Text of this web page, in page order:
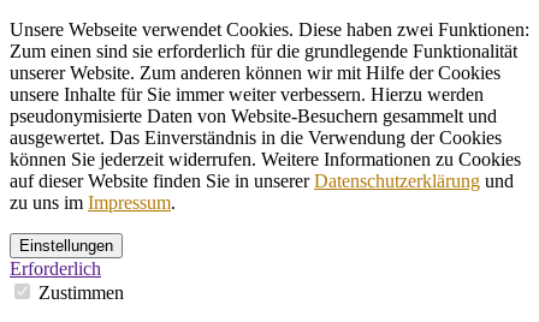
Unsere Webseite verwendet Cookies. Diese haben zwei Funktionen:
Zum einen sind sie erforderlich für die grundlegende Funktionalität
unserer Website. Zum anderen können wir mit Hilfe der Cookies
unsere Inhalte für Sie immer weiter verbessern. Hierzu werden
pseudonymisierte Daten von Website-Besuchern gesammelt und
ausgewertet. Das Einverständnis in die Verwendung der Cookies
können Sie jederzeit widerrufen. Weitere Informationen zu Cookies
auf dieser Website finden Sie in unsererDatenschutzerklärung und
zu uns im Impressum.
Einstellungen
Erforderlich
Zustimmen